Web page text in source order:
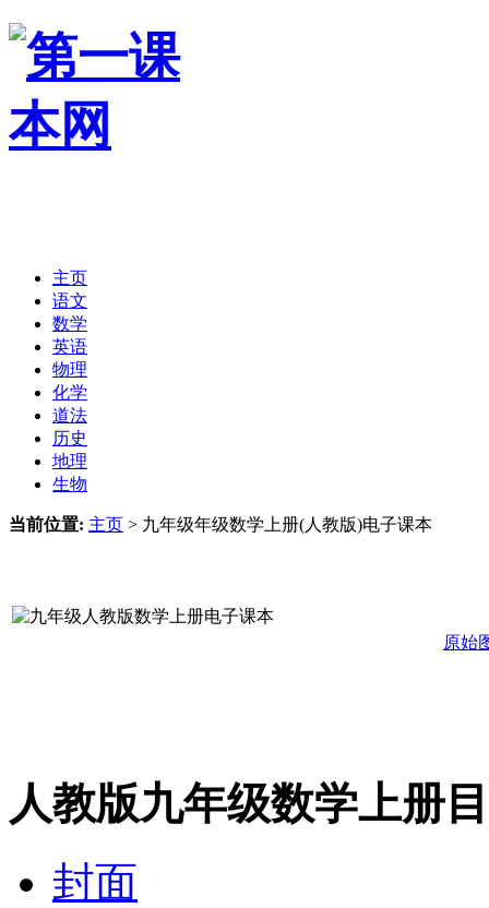
主页
语文
数学
英语
物理
化学
道法
历史
地理
生物
当前位置: 主页 > 九年级年级数学上册(人教版)电子课本
原始
人教版九年级数学上册
封面